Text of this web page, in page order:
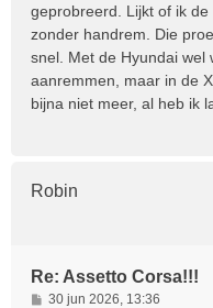
c
h
t
geprobreerd. Lijkt of ik
zonder handrem. Die
snel. Met de Hyundai wel
aanremmen, maar in de
bijna niet meer, al heb ik
Robin
Re: Assetto Corsa!!!
B30 jun 2026, 13:36